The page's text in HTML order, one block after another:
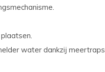
water dankzij meertraps